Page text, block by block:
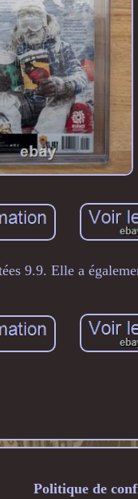
9.9. Elle a
Politique de